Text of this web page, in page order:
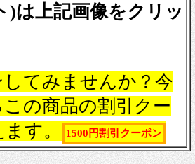
)は上記画像をクリッ
てみませんか？今
の商品の割引クー
す。
1500円割引クーポン